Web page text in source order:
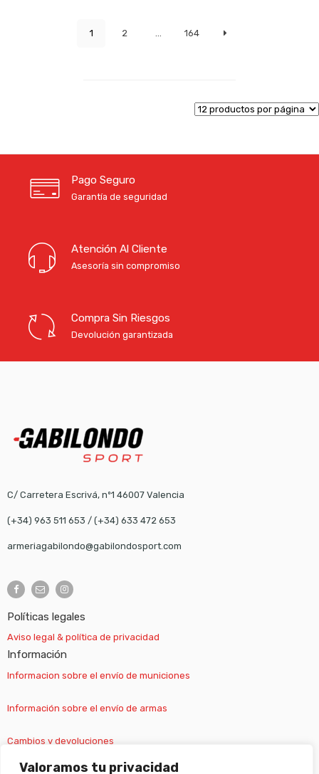
Valoramos tu privacidad
1 2 164
Pago Seguro
Garantía de seguridad
Atención Al Cliente
Asesoría sin compromiso
Compra Sin Riesgos
Devolución garantizada
C/ Carretera Escrivá, nº1 46007 Valencia
(+34) 963 511 653 / (+34) 633 472 653
armeriagabilondo@gabilondosport.com
Políticas legales
Aviso legal & política de privacidad
Información
Informacion sobre el envío de municiones
Información sobre el envío de armas
Cambios y devoluciones